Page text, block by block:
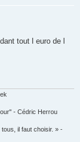
tout l euro de l
- Cédric Herrou
il faut choisir. » -